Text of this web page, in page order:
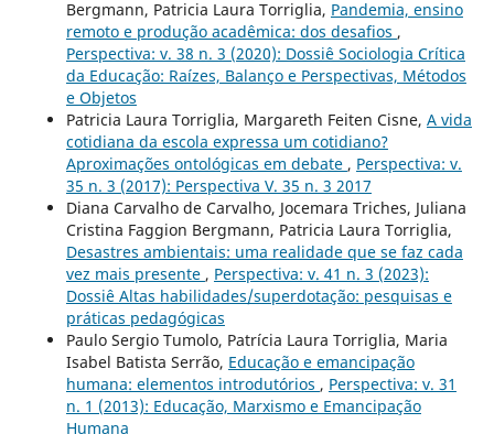
Bergmann, Patricia Laura Torriglia, Pandemia, ensino
remoto e produção acadêmica: dos desafios ,
Perspectiva: v. 38 n. 3 (2020): Dossiê Sociologia Crítica
da Educação: Raízes, Balanço e Perspectivas, Métodos
e Objetos
Patricia Laura Torriglia, Margareth Feiten Cisne, A vida
cotidiana da escola expressa um cotidiano?
Aproximações ontológicas em debate , Perspectiva: v.
35 n. 3 (2017): Perspectiva V. 35 n. 3 2017
Diana Carvalho de Carvalho, Jocemara Triches, Juliana
Cristina Faggion Bergmann, Patricia Laura Torriglia,
Desastres ambientais: uma realidade que se faz cada
vez mais presente , Perspectiva: v. 41 n. 3 (2023):
Dossiê Altas habilidades/superdotação: pesquisas e
práticas pedagógicas
Paulo Sergio Tumolo, Patrícia Laura Torriglia, Maria
Isabel Batista Serrão, Educação e emancipação
humana: elementos introdutórios , Perspectiva: v. 31
n. 1 (2013): Educação, Marxismo e Emancipação
Humana